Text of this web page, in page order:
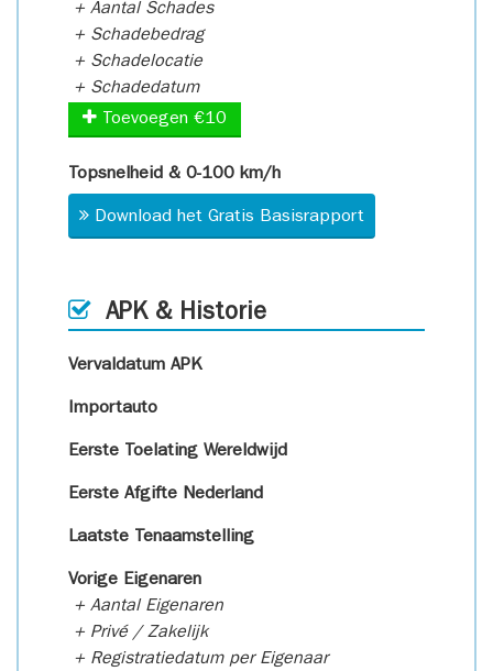
+ Aantal Schades
+ Schadebedrag
+ Schadelocatie
+ Schadedatum
Toevoegen €10
Topsnelheid & 0-100 km/h
Download het Gratis Basisrapport
APK & Historie
Vervaldatum APK
Importauto
Eerste Toelating Wereldwijd
Eerste Afgifte Nederland
Laatste Tenaamstelling
Vorige Eigenaren
+ Aantal Eigenaren
+ Privé / Zakelijk
+ Registratiedatum per Eigenaar